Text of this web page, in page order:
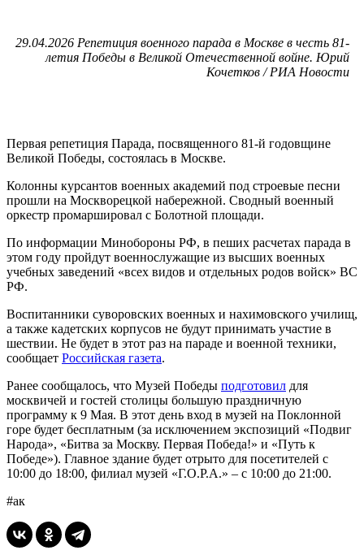
29.04.2026 Репетиция военного парада в Москве в честь 81-
летия Победы в Великой Отечественной войне. Юрий
Кочетков / РИА Новости
Первая репетиция Парада, посвященного 81-й годовщине
Великой Победы, состоялась в Москве.
Колонны курсантов военных академий под строевые песни
прошли на Москворецкой набережной. Сводный военный
оркестр промаршировал с Болотной площади.
По информации Минобороны РФ, в пеших расчетах парада в
этом году пройдут военнослужащие из высших военных
учебных заведений «всех видов и отдельных родов войск» ВС
РФ.
Воспитанники суворовских военных и нахимовского училищ,
а также кадетских корпусов не будут принимать участие в
шествии. Не будет в этот раз на параде и военной техники,
сообщает Российская газета.
Ранее сообщалось, что Музей Победы подготовил для
москвичей и гостей столицы большую праздничную
программу к 9 Мая. В этот день вход в музей на Поклонной
горе будет бесплатным (за исключением экспозиций «Подвиг
Народа», «Битва за Москву. Первая Победа!» и «Путь к
Победе»). Главное здание будет отрыто для посетителей с
10:00 до 18:00, филиал музей «Г.О.Р.А.» – с 10:00 до 21:00.
#ак